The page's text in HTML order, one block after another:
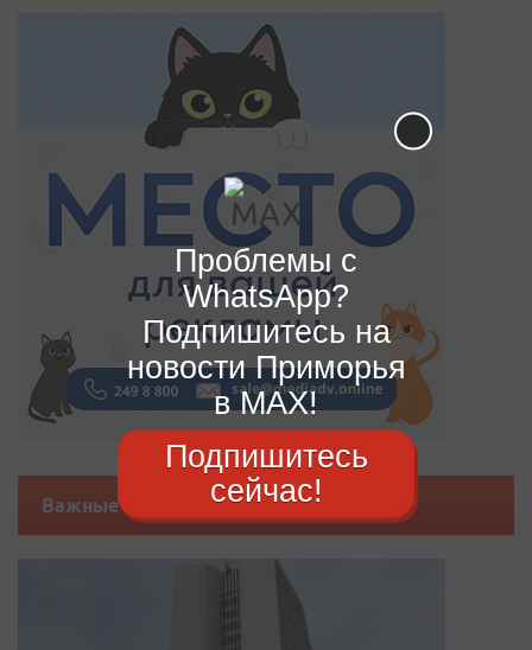
Важные новости
Проблемы с
WhatsApp?
Подпишитесь на
новости Приморья
в MAX!
Подпишитесь
сейчас!